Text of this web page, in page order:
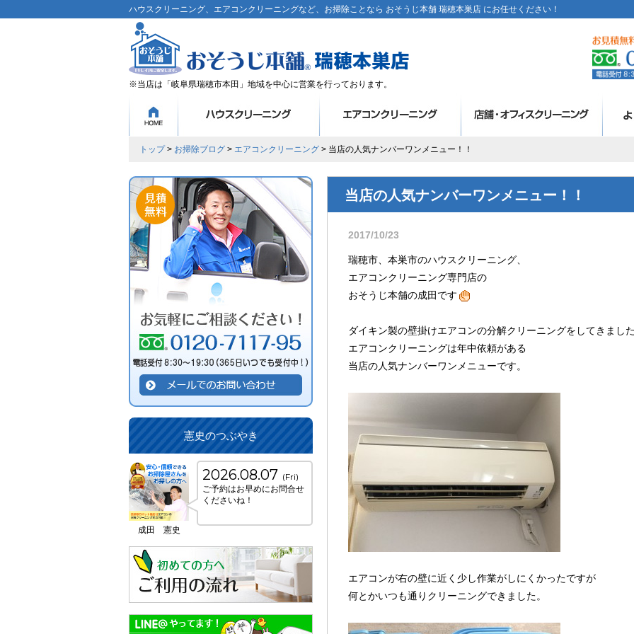
ハウスクリーニング、エアコンクリーニングなど、お掃除ことなら おそうじ本舗 瑞穂本巣店 にお任せください！
※当店は「岐阜県瑞穂市本田」地域を中心に営業を行っております。
トップ> お掃除ブログ > エアコンクリーニング > 当店の人気ナンバーワンメニュー！！
当店の人気ナンバーワンメニュー！！
2017/10/23
瑞穂市、本巣市のハウスクリーニング、
エアコンクリーニング専門店の
おそうじ本舗の成田です
ダイキン製の壁掛けエアコンの分解クリーニングをしてきまし
エアコンクリーニングは年中依頼がある
当店の人気ナンバーワンメニューです。
エアコンが右の壁に近く少し作業がしにくかったですが
何とかいつも通りクリーニングできました。
憲史のつぶやき
成田 憲史
2026.08.07 (Fri)
ご予約はお早めにお問合せ
くださいね！